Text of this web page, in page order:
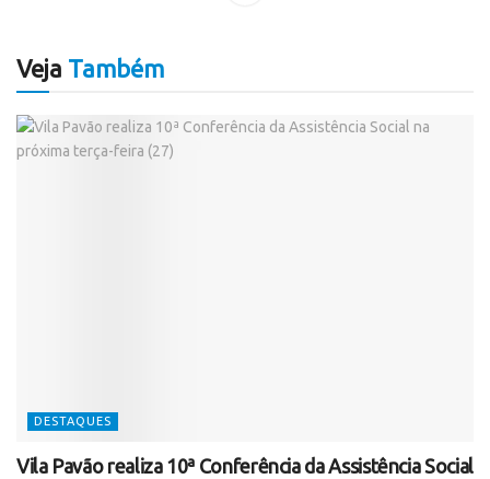
Veja Também
DESTAQUES
Vila Pavão realiza 10ª Conferência da Assistência Social